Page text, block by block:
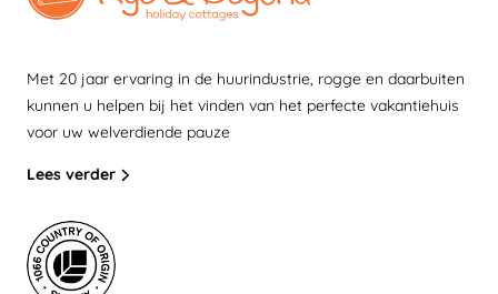
Met 20 jaar ervaring in de huurindustrie, rogge en daarbuiten
kunnen u helpen bij het vinden van het perfecte vakantiehuis
voor uw welverdiende pauze
Lees verder